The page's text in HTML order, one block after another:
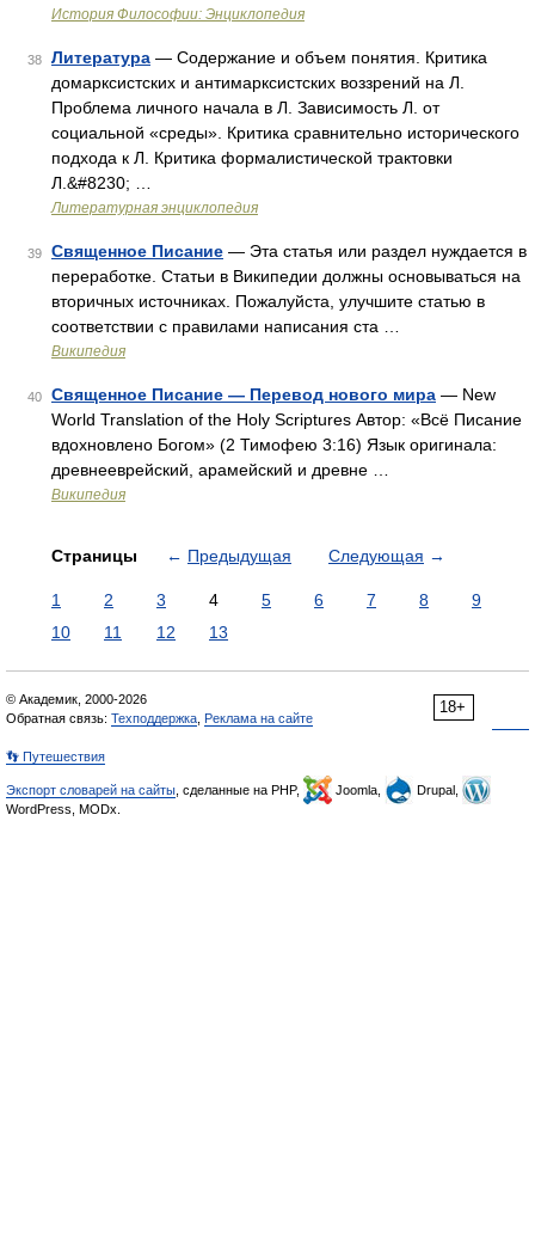
История Философии: Энциклопедия
38 Литература — Содержание и объем понятия. Критика
домарксистских и антимарксистских воззрений на Л.
Проблема личного начала в Л. Зависимость Л. от
социальной «среды». Критика сравнительно исторического
подхода к Л. Критика формалистической трактовки
Л.&#8230; …
Литературная энциклопедия
39 Священное Писание — Эта статья или раздел нуждается в
переработке. Статьи в Википедии должны основываться на
вторичных источниках. Пожалуйста, улучшите статью в
соответствии с правилами написания ста …
Википедия
40 Священное Писание — Перевод нового мира — New
World Translation of the Holy Scriptures Автор: «Всё Писание
вдохновлено Богом» (2 Тимофею 3:16) Язык оригинала:
древнееврейский, арамейский и древне …
Википедия
Страницы ← Предыдущая Следующая →
1 2 3 4 5 6 7 8
9
10
11 12 13
18+
© Академик, 2000-2026
Обратная связь: Техподдержка Реклама на сайте
👣 Путешествия
Экспорт словарей на сайты , сделанные на PHP, Joomla,
Drupal,
WordPress, MODx.